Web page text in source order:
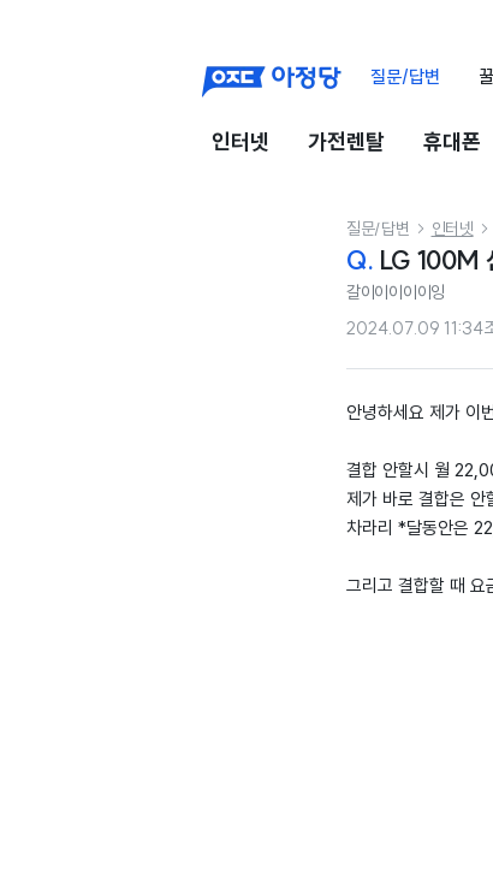
질문/답변
인터넷 가전렌탈 휴대폰
질문/답변  인터넷 
Q. LG 100M
갈이이이이이잉
2024.07.09 11:34
안녕하세요 제가 이
결합 안할시 월
제가 바로 결합은
차라리 *달동안은
그리고 결합할 때 요